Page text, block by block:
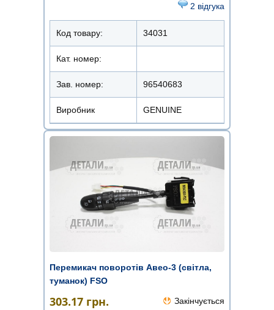
2 відгука
Код товару: 34031
Кат. номер:
Зав. номер: 96540683
Виробник GENUINE
Перемикач поворотів Авео-3 (світла,
туманок) FSO
303.17 грн. Закінчується